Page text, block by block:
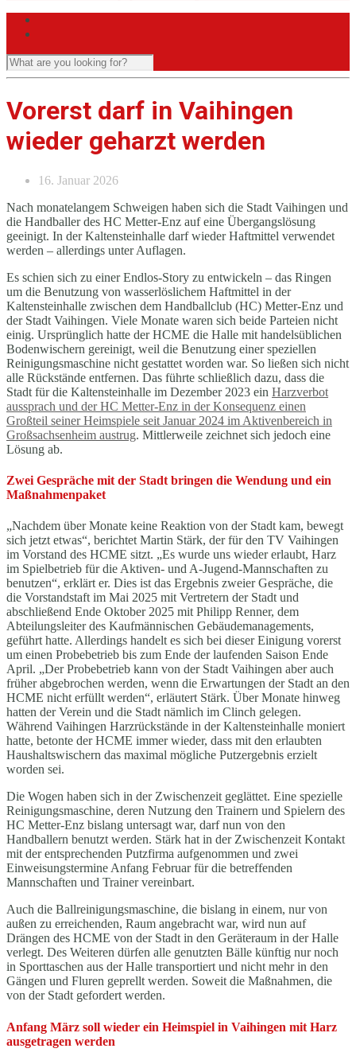
Vorerst darf in Vaihingen
wieder geharzt werden
16. Januar 2026
Nach monatelangem Schweigen haben sich die Stadt Vaihingen und
die Handballer des HC Metter-Enz auf eine Übergangslösung
geeinigt. In der Kaltensteinhalle darf wieder Haftmittel verwendet
werden – allerdings unter Auflagen.
Es schien sich zu einer Endlos-Story zu entwickeln – das Ringen
um die Benutzung von wasserlöslichem Haftmittel in der
Kaltensteinhalle zwischen dem Handballclub (HC) Metter-Enz und
der Stadt Vaihingen. Viele Monate waren sich beide Parteien nicht
einig. Ursprünglich hatte der HCME die Halle mit handelsüblichen
Bodenwischern gereinigt, weil die Benutzung einer speziellen
Reinigungsmaschine nicht gestattet worden war. So ließen sich nicht
alle Rückstände entfernen. Das führte schließlich dazu, dass die
Stadt für die Kaltensteinhalle im Dezember 2023 ein Harzverbot
aussprach und der HC Metter-Enz in der Konsequenz einen
Großteil seiner Heimspiele seit Januar 2024 im Aktivenbereich in
Großsachsenheim austrug. Mittlerweile zeichnet sich jedoch eine
Lösung ab.
Zwei Gespräche mit der Stadt bringen die Wendung und ein
Maßnahmenpaket
„Nachdem über Monate keine Reaktion von der Stadt kam, bewegt
sich jetzt etwas“, berichtet Martin Stärk, der für den TV Vaihingen
im Vorstand des HCME sitzt. „Es wurde uns wieder erlaubt, Harz
im Spielbetrieb für die Aktiven- und A-Jugend-Mannschaften zu
benutzen“, erklärt er. Dies ist das Ergebnis zweier Gespräche, die
die Vorstandstaft im Mai 2025 mit Vertretern der Stadt und
abschließend Ende Oktober 2025 mit Philipp Renner, dem
Abteilungsleiter des Kaufmännischen Gebäudemanagements,
geführt hatte. Allerdings handelt es sich bei dieser Einigung vorerst
um einen Probebetrieb bis zum Ende der laufenden Saison Ende
April. „Der Probebetrieb kann von der Stadt Vaihingen aber auch
früher abgebrochen werden, wenn die Erwartungen der Stadt an den
HCME nicht erfüllt werden“, erläutert Stärk. Über Monate hinweg
hatten der Verein und die Stadt nämlich im Clinch gelegen.
Während Vaihingen Harzrückstände in der Kaltensteinhalle moniert
hatte, betonte der HCME immer wieder, dass mit den erlaubten
Haushaltswischern das maximal mögliche Putzergebnis erzielt
worden sei.
Die Wogen haben sich in der Zwischenzeit geglättet. Eine spezielle
Reinigungsmaschine, deren Nutzung den Trainern und Spielern des
HC Metter-Enz bislang untersagt war, darf nun von den
Handballern benutzt werden. Stärk hat in der Zwischenzeit Kontakt
mit der entsprechenden Putzfirma aufgenommen und zwei
Einweisungstermine Anfang Februar für die betreffenden
Mannschaften und Trainer vereinbart.
Auch die Ballreinigungsmaschine, die bislang in einem, nur von
außen zu erreichenden, Raum angebracht war, wird nun auf
Drängen des HCME von der Stadt in den Geräteraum in der Halle
verlegt. Des Weiteren dürfen alle genutzten Bälle künftig nur noch
in Sporttaschen aus der Halle transportiert und nicht mehr in den
Gängen und Fluren geprellt werden. Soweit die Maßnahmen, die
von der Stadt gefordert werden.
Anfang März soll wieder ein Heimspiel in Vaihingen mit Harz
ausgetragen werden